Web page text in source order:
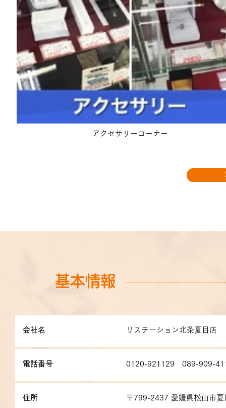
アクセサリーコーナー
基本情報
会社名 リステーション北条夏目店
電話番号 0120-921129 089-909-
住所 〒799-2437 愛媛県松山市夏